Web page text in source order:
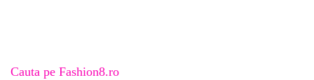
Cauta pe Fashion8.ro